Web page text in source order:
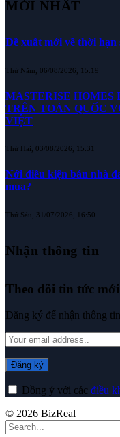
MỚI NHẤT
Đề xuất mới về thời hạn
Thứ Năm, 06/08/2026, 15:19
MASTERISE HOMES
TRÊN TOÀN QUỐC
VIỆT
Thứ Hai, 03/08/2026, 15:31
Nới điều kiện bán nhà
mua?
Thứ Sáu, 31/07/2026, 16:50
Nhận thông tin
Theo dõi tin tức
Đăng ký để nhận thông
Đồng ý với các điều
© 2026 BizReal